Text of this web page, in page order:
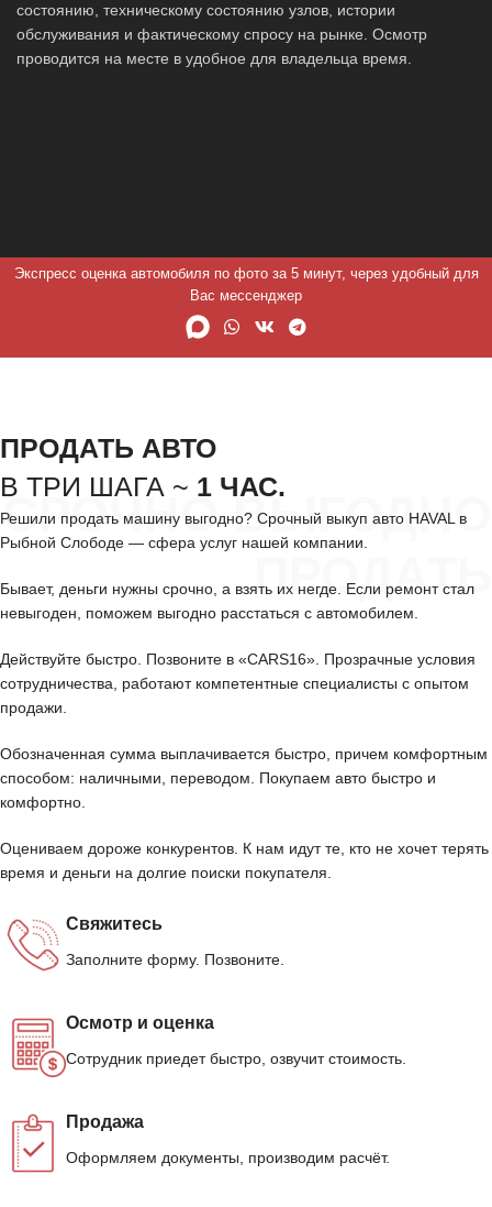
состоянию, техническому состоянию узлов, истории
обслуживания и фактическому спросу на рынке. Осмотр
проводится на месте в удобное для владельца время.
Экспресс оценка автомобиля по фото за 5 минут, через удобный для
Вас мессенджер
СРОЧНО ВЫГОДНО
ПРОДАТЬ
ПРОДАТЬ АВТО
В ТРИ ШАГА ~ 1 ЧАС.
Решили продать машину выгодно? Срочный выкуп авто HAVAL в
Рыбной Слободе — сфера услуг нашей компании.
Бывает, деньги нужны срочно, а взять их негде. Если ремонт стал
невыгоден, поможем выгодно расстаться с автомобилем.
Действуйте быстро. Позвоните в «CARS16». Прозрачные условия
сотрудничества, работают компетентные специалисты с опытом
продажи.
Обозначенная сумма выплачивается быстро, причем комфортным
способом: наличными, переводом. Покупаем авто быстро и
комфортно.
Оцениваем дороже конкурентов. К нам идут те, кто не хочет терять
время и деньги на долгие поиски покупателя.
Свяжитесь
Заполните форму. Позвоните.
Осмотр и оценка
Сотрудник приедет быстро, озвучит стоимость.
Продажа
Оформляем документы, производим расчёт.